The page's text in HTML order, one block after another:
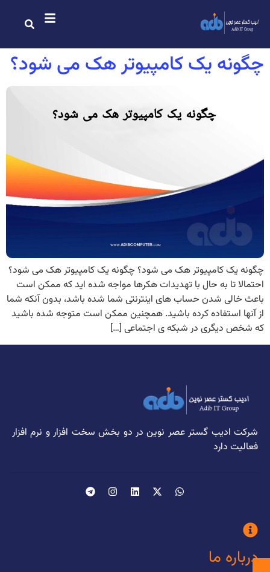
چگونه یک کامپیوتر هک می شود؟
چگونه یک کامپیوتر هک می شود؟ چگونه یک کامپیوتر هک می شود؟
احتمالا تا به حال با تهدیدات هکرها مواجه شده اید که ممکن است
باعث خالی شدن حساب های اینترنتی شما شده باشد، بدون آنکه شما
از آنها استفاده کرده باشید. همچنین ممکن است متوجه شده باشید
که شخص دیگری در شبکه ی اجتماعی […]
شرکت ادیب گستر عصر نوین در دو بخش سخت افزار و نرم افزار
فعالیت دارد
درباره ما